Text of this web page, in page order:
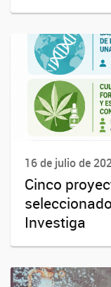
16 de julio de
Cinco
Investiga